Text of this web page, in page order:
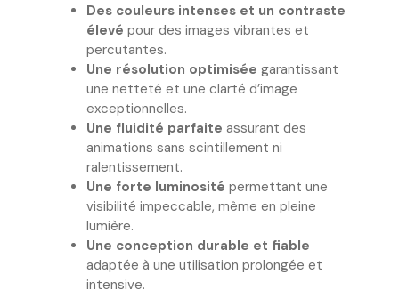
Des couleurs intenses et un contraste
élevé pour des images vibrantes et
percutantes.
Une résolution optimisée garantissant
une netteté et une clarté d’image
exceptionnelles.
Une fluidité parfaite assurant des
animations sans scintillement ni
ralentissement.
Une forte luminosité permettant une
visibilité impeccable, même en pleine
lumière.
Une conception durable et fiable
adaptée à une utilisation prolongée et
intensive.